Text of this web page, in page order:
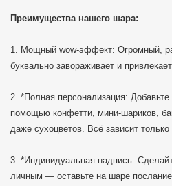
Преимущества нашего шара:
1. Мощный wow-эффект: Огромный,
буквально завораживает и
2. *Полная персонализация:
помощью конфетти, мини-шариков,
даже сухоцветов. Всё зависит
3. *Индивидуальная надпись:
личным — оставьте на шаре